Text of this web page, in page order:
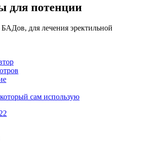
для потенции
для лечения эректильной
сам использую